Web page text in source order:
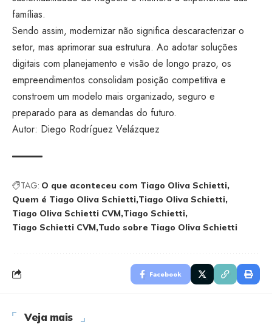
famílias.
Sendo assim, modernizar não significa descaracterizar o
setor, mas aprimorar sua estrutura. Ao adotar soluções
digitais com planejamento e visão de longo prazo, os
empreendimentos consolidam posição competitiva e
constroem um modelo mais organizado, seguro e
preparado para as demandas do futuro.
Autor: Diego Rodríguez Velázquez
TAG: O que aconteceu com Tiago Oliva Schietti
Quem é Tiago Oliva Schietti Tiago Oliva Schietti
Tiago Oliva Schietti CVM Tiago Schietti
Tiago Schietti CVM Tudo sobre Tiago Oliva Schietti
Facebook
Veja mais